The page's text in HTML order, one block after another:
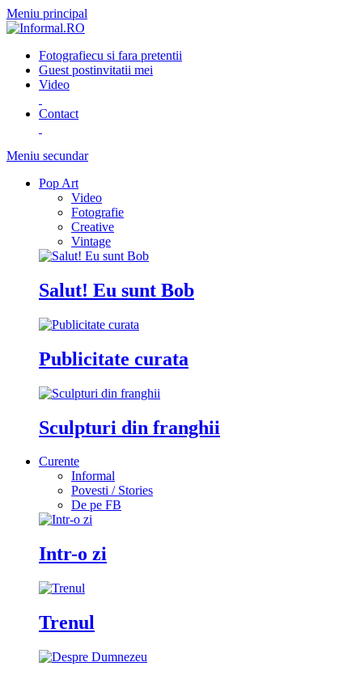
Meniu principal
Fotografiecu si fara pretentii
Guest postinvitatii mei
Video
Contact
Meniu secundar
Pop Art
Video
Fotografie
Creative
Vintage
Salut! Eu sunt Bob
Publicitate curata
Sculpturi din franghii
Curente
Informal
Povesti / Stories
De pe FB
Intr-o zi
Trenul